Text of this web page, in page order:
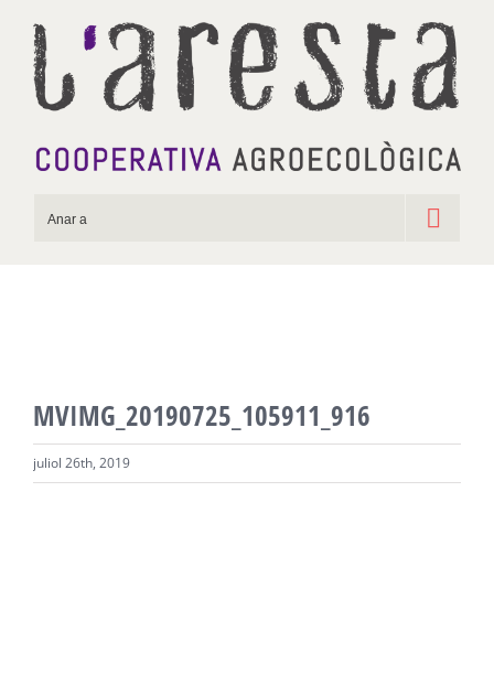
content
Anar a
MVIMG_20190725_105911_916
juliol 26th, 2019